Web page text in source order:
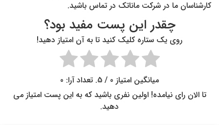
کارشناسان ما در شرکت ماناتک در تماس باشید.
چقدر این پست مفید بود؟
روی یک ستاره کلیک کنید تا به آن امتیاز دهید!
میانگین امتیاز 0 / 5. تعداد آرا:
0
تا الان رای نیامده! اولین نفری باشید که به این پست امتیاز می
دهید.